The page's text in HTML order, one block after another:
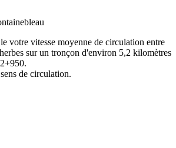
votre vitesse moyenne de circulation entre
sur un tronçon d'environ 5,2 kilomètres
de circulation.